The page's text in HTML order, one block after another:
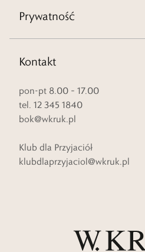
Prywatność
Kontakt
pon-pt 8.00 – 17.00
tel. 12 345 1840
bok@wkruk.pl
Klub dla Przyjaciół
klubdlaprzyjaciol@wkruk.pl